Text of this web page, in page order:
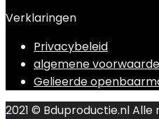
Verklaringen
Privacybeleid
algemene
Gelieerde
2021 © Bduproductie.nl